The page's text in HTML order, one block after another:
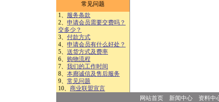
常见问题
1、 服务条款
2、 申请会员需要交费吗？
交多少？
3、 付款方式
4、 申请会员有什么好处？
5、 送货方式及费率
6、 购物流程
7、 我们的工作时间
8、 本廊诚信及售后服务
9、 常见问题
10、 商业联盟宣言
网站首页 新闻中心
资料中